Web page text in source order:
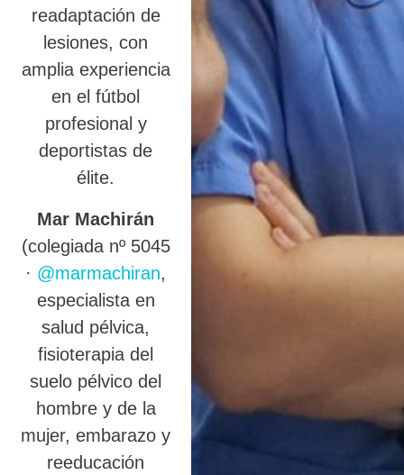
readaptación de
lesiones, con
amplia experiencia
en el fútbol
profesional y
deportistas de
élite.
Mar Machirán
(colegiada nº 5045
· @marmachiran,
especialista en
salud pélvica,
fisioterapia del
suelo pélvico del
hombre y de la
mujer, embarazo y
reeducación